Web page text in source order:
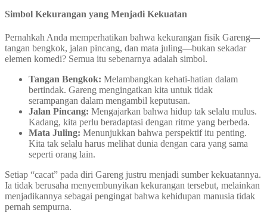
Simbol Kekurangan yang Menjadi Kekuatan
Pernahkah Anda memperhatikan bahwa kekurangan fisik Gareng—
tangan bengkok, jalan pincang, dan mata juling—bukan sekadar
elemen komedi? Semua itu sebenarnya adalah simbol.
Tangan Bengkok: Melambangkan kehati-hatian dalam
bertindak. Gareng mengingatkan kita untuk tidak
serampangan dalam mengambil keputusan.
Jalan Pincang: Mengajarkan bahwa hidup tak selalu mulus.
Kadang, kita perlu beradaptasi dengan ritme yang berbeda.
Mata Juling: Menunjukkan bahwa perspektif itu penting.
Kita tak selalu harus melihat dunia dengan cara yang sama
seperti orang lain.
Setiap “cacat” pada diri Gareng justru menjadi sumber kekuatannya.
Ia tidak berusaha menyembunyikan kekurangan tersebut, melainkan
menjadikannya sebagai pengingat bahwa kehidupan manusia tidak
pernah sempurna.